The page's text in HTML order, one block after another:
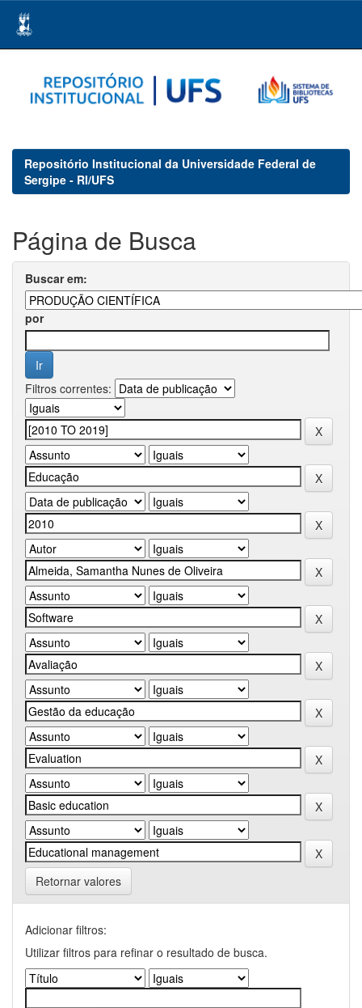
navigation
Repositório Institucional da Universidade Federal de
Sergipe - RI/UFS
Página de Busca
Buscar em:
por
Filtros correntes:
Retornar valores
Adicionar filtros:
Utilizar filtros para refinar o resultado de busca.